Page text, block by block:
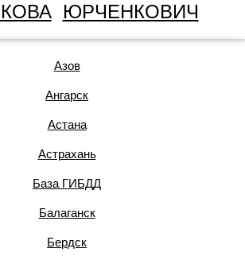
ЮРЧЕНКОВИЧ
Азов
Ангарск
Астана
Астрахань
База ГИБДД
Балаганск
Бердск